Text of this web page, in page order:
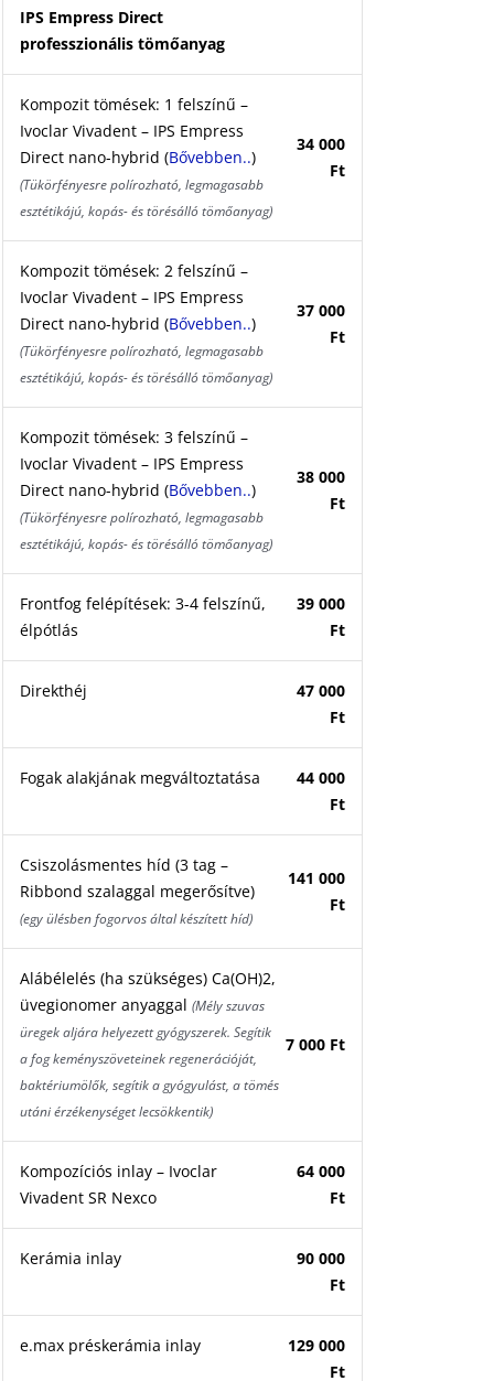
IPS Empress Direct
professzionális tömőanyag
Kompozit tömések: 1 felszínű –
Ivoclar Vivadent – IPS Empress
Direct nano-hybrid (Bővebben..)
(Tükörfényesre polírozható, legmagasabb
esztétikájú, kopás- és törésálló tömőanyag)
34 000
Ft
Kompozit tömések: 2 felszínű –
Ivoclar Vivadent – IPS Empress
Direct nano-hybrid (Bővebben..)
(Tükörfényesre polírozható, legmagasabb
esztétikájú, kopás- és törésálló tömőanyag)
37 000
Ft
Kompozit tömések: 3 felszínű –
Ivoclar Vivadent – IPS Empress
Direct nano-hybrid (Bővebben..)
(Tükörfényesre polírozható, legmagasabb
esztétikájú, kopás- és törésálló tömőanyag)
38 000
Ft
Frontfog felépítések: 3-4 felszínű,
élpótlás
39 000
Ft
Direkthéj
47 000
Ft
Fogak alakjának megváltoztatása
44 000
Ft
Csiszolásmentes híd (3 tag –
Ribbond szalaggal megerősítve)
(egy ülésben fogorvos által készített híd)
141 000
Ft
Alábélelés (ha szükséges) Ca(OH)2,
üvegionomer anyaggal(Mély szuvas
üregek aljára helyezett gyógyszerek. Segítik
a fog keményszöveteinek regenerációját,
baktériumölők, segítik a gyógyulást, a tömés
utáni érzékenységet lecsökkentik)
7 000 Ft
Kompozíciós inlay – Ivoclar
Vivadent SR Nexco
64 000
Ft
Kerámia inlay
90 000
Ft
e.max préskerámia inlay
129 000
Ft